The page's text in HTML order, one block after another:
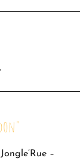
–